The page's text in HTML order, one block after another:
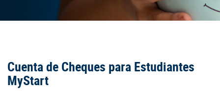
Cuenta de Cheques para Estudiantes
MyStart